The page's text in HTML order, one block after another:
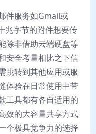
件服务如Gmail或
兆字节的附件想要传
除非借助云端硬盘等
安全考量相比之下信
跳转到其他应用或服
体验在日常使用中带
工具都有各自适用的
效的大容量共享方式
个极具竞争力的选择